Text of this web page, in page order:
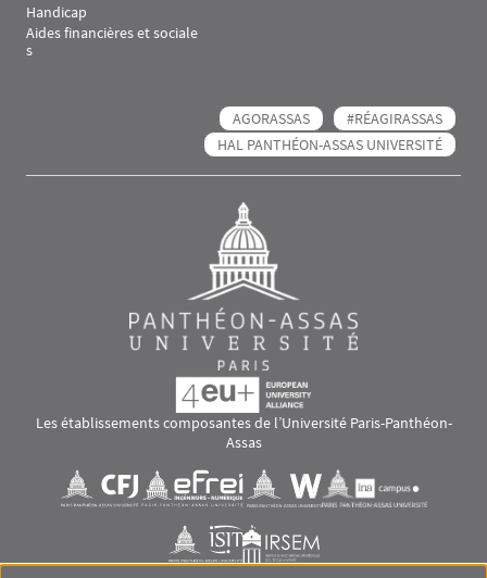
Handicap
Aides financières et sociale
s
AGORASSAS
#RÉAGIRASSAS
HAL PANTHÉON-ASSAS UNIVERSITÉ
Les établissements composantes de l’Université Paris-Panthéon-
Assas
Visuel svgVisuel svg Visuel svgVisuel svg
Visuel svgVisuel svg